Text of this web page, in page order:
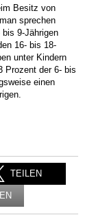
Besitz von
sprechen
9-Jährigen
16- bis 18-
unter Kindern
Prozent der 6- bis
einen
TEILEN